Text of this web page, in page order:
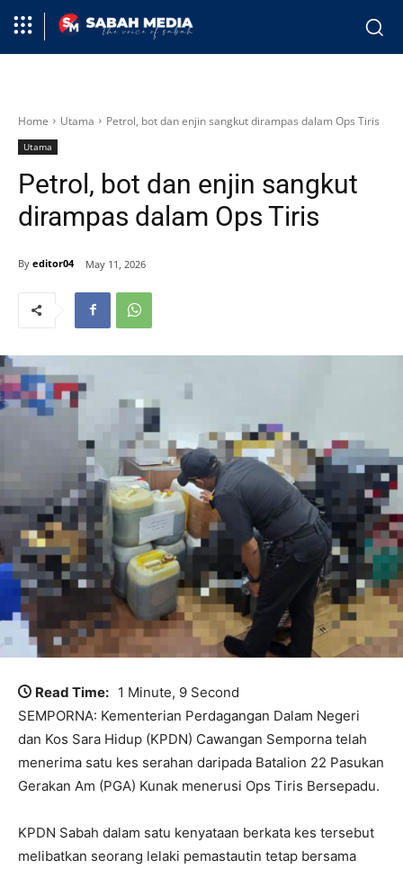
Home Utama Petrol, bot dan enjin sangkut dirampas dalam Ops Tiris
Utama
Petrol, bot dan enjin sangkut
dirampas dalam Ops Tiris
By editor04 May 11, 2026
Read Time: 1 Minute, 9 Second
SEMPORNA: Kementerian Perdagangan Dalam Negeri
dan Kos Sara Hidup (KPDN) Cawangan Semporna telah
menerima satu kes serahan daripada Batalion 22 Pasukan
Gerakan Am (PGA) Kunak menerusi Ops Tiris Bersepadu.
KPDN Sabah dalam satu kenyataan berkata kes tersebut
melibatkan seorang lelaki pemastautin tetap bersama